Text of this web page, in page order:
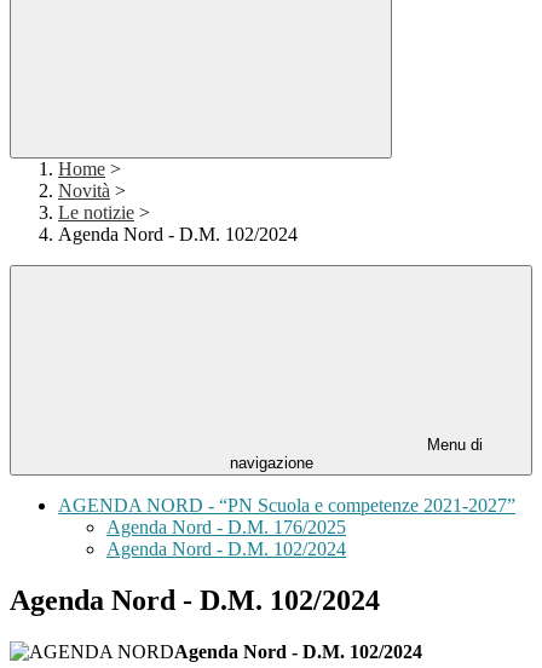
Home >
Novità >
Le notizie >
Agenda Nord - D.M. 102/2024
Menu di
navigazione
AGENDA NORD - “PN Scuola e competenze 2021-2027”
Agenda Nord - D.M. 176/2025
Agenda Nord - D.M. 102/2024
Agenda Nord - D.M. 102/2024
Agenda Nord - D.M. 102/2024